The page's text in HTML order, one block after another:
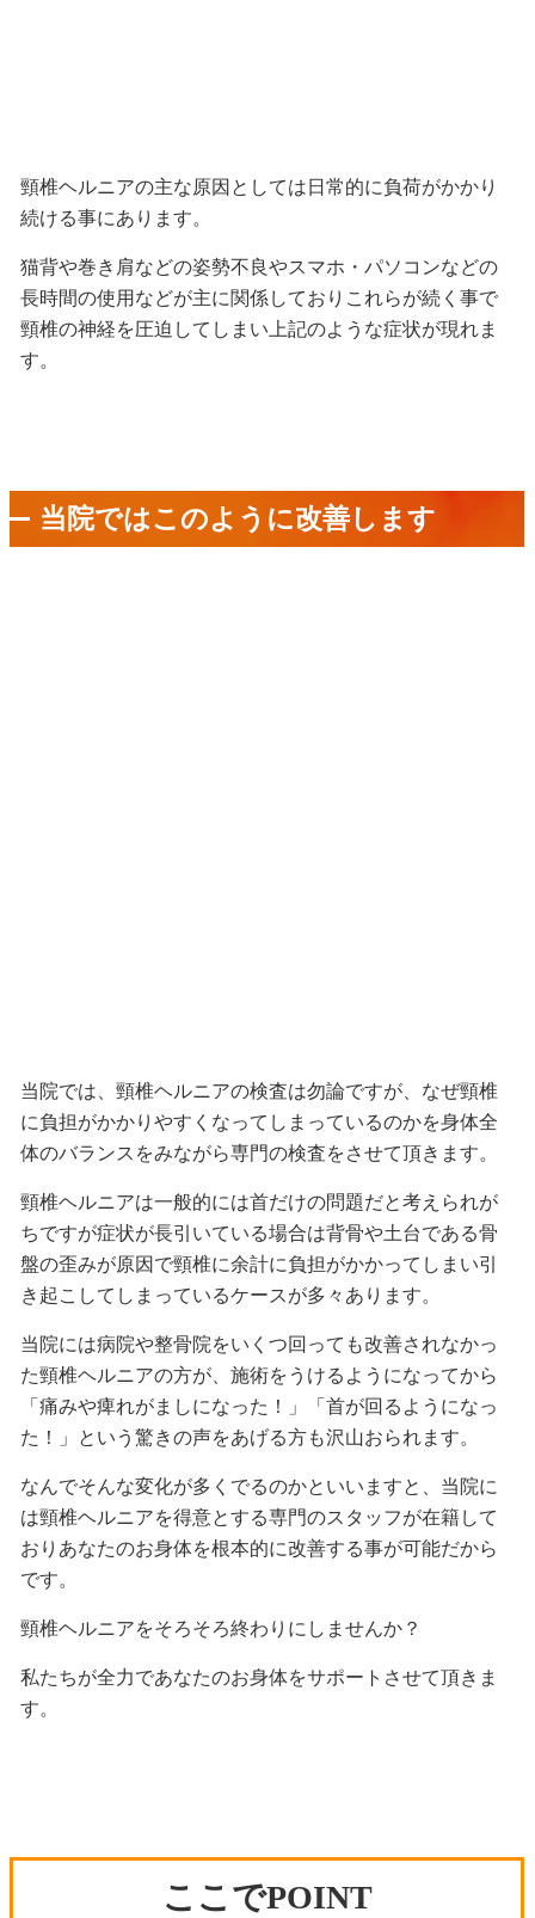
頸椎ヘルニアの主な原因としては日常的に負荷がかかり
続ける事にあります。
猫背や巻き肩などの姿勢不良やスマホ・パソコンなどの
長時間の使用などが主に関係しておりこれらが続く事で
頸椎の神経を圧迫してしまい上記のような症状が現れま
す。
当院ではこのように改善します
当院では、頸椎ヘルニアの検査は勿論ですが、なぜ頸椎
に負担がかかりやすくなってしまっているのかを身体全
体のバランスをみながら専門の検査をさせて頂きます。
頸椎ヘルニアは一般的には首だけの問題だと考えられが
ちですが症状が長引いている場合は背骨や土台である骨
盤の歪みが原因で頸椎に余計に負担がかかってしまい引
き起こしてしまっているケースが多々あります。
当院には病院や整骨院をいくつ回っても改善されなかっ
た頸椎ヘルニアの方が、施術をうけるようになってから
「痛みや痺れがましになった！」「首が回るようになっ
た！
」という驚きの声をあげる方も沢山おられます。
なんでそんな変化が多くでるのかといいますと、当院に
は頸椎ヘルニアを得意とする専門のスタッフが在籍して
おりあなたのお身体を根本的に改善する事が可能だから
です。
頸椎ヘルニアをそろそろ終わりにしませんか？
私たちが全力であなたのお身体をサポートさせて頂きま
す。
ここでPOINT